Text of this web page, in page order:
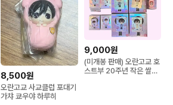
8,500원
오란고교 사교클럽 포대기
가챠 쿄우야 하루히
9,000원
(미개봉 판매) 오란고교 호
스트부 20주년 작은 쌀알/